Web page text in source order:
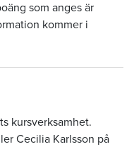
som anges är
kommer i
kursverksamhet.
Cecilia Karlsson på